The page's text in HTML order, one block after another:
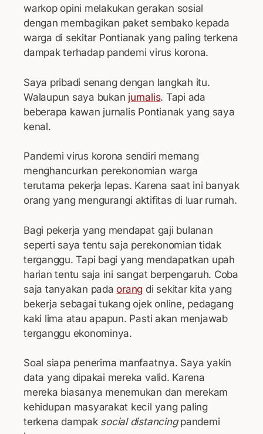
warkop opini melakukan gerakan sosial
dengan membagikan paket sembako kepada
warga di sekitar Pontianak yang paling terkena
dampak terhadap pandemi virus korona.
Saya pribadi senang dengan langkah itu.
Walaupun saya bukan jurnalis. Tapi ada
beberapa kawan jurnalis Pontianak yang saya
kenal.
Pandemi virus korona sendiri memang
menghancurkan perekonomian warga
terutama pekerja lepas. Karena saat ini banyak
orang yang mengurangi aktifitas di luar rumah.
Bagi pekerja yang mendapat gaji bulanan
seperti saya tentu saja perekonomian tidak
terganggu. Tapi bagi yang mendapatkan upah
harian tentu saja ini sangat berpengaruh. Coba
saja tanyakan padaorang di sekitar kita yang
bekerja sebagai tukang ojek online, pedagang
kaki lima atau apapun. Pasti akan menjawab
terganggu ekonominya.
Soal siapa penerima manfaatnya. Saya yakin
data yang dipakai mereka valid. Karena
mereka biasanya menemukan dan merekam
kehidupan masyarakat kecil yang paling
terkena dampak social distancingpandemi